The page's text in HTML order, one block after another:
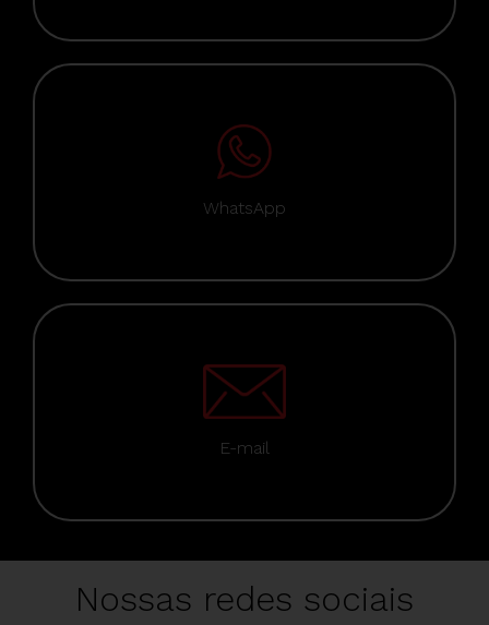
WhatsApp
E-mail
Nossas redes sociais